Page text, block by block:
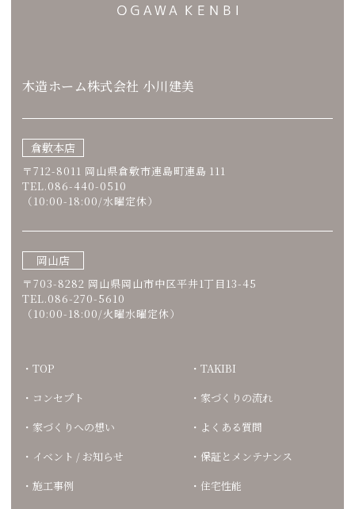
木造ホーム株式会社 小川建美
倉敷本店
〒712-8011 岡山県倉敷市連島町連島 111
TEL.086-440-0510
（10:00-18:00/水曜定休）
岡山店
〒703-8282 岡山県岡山市中区平井1丁目13-45
TEL.086-270-5610
（10:00-18:00/火曜水曜定休）
TOP
コンセプト
家づくりへの想い
イベント / お知らせ
施工事例
TAKIBI
家づくりの流れ
よくある質問
保証とメンテナンス
住宅性能